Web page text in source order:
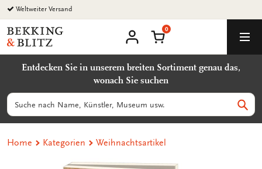
Zurück
zum
Inhalt
Weltweiter Versand
Bekking
&
Uitgevers
Warenkorb
0
Entdecken Sie in unserem breiten Sortiment genau das,
wonach Sie suchen
Suchen
Home Kategorien Weihnachtsartikel